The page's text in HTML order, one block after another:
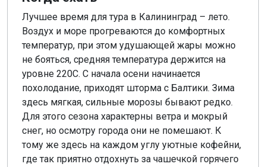
Лучшее время для тура в Калининград – лето.
Воздух и море прогреваются до комфортных
температур, при этом удушающей жары можно
не бояться, средняя температура держится на
уровне 220С. С начала осени начинается
похолодание, приходят шторма с Балтики. Зима
здесь мягкая, сильные морозы бывают редко.
Для этого сезона характерны ветра и мокрый
снег, но осмотру города они не помешают. К
тому же здесь на каждом углу уютные кофейни,
где так приятно отдохнуть за чашечкой горячего